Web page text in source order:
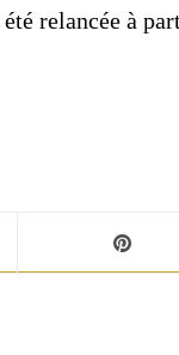
relancée à